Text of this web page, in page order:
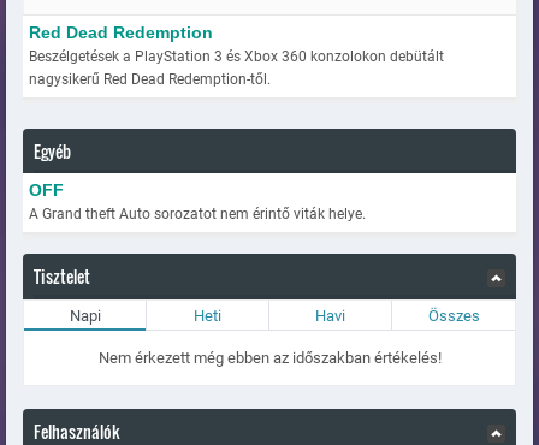
Red Dead Redemption
Beszélgetések a PlayStation 3 és Xbox 360 konzolokon debütált
nagysikerű Red Dead Redemption-től.
Egyéb
OFF
A Grand theft Auto sorozatot nem érintő viták helye.
Tisztelet
Napi Heti Havi Összes
Nem érkezett még ebben az időszakban értékelés!
Felhasználók